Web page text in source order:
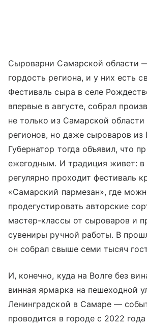
Сыроварни Самарской области
гордость региона, и у них есть
Фестиваль сыра в селе
впервые в августе, собрал
не только из Самарской
регионов, но даже сыроваров из
Губернатор тогда объявил, что
ежегодным. И традиция живет:
регулярно проходит фестиваль
«Самарский пармезан», где
продегустировать авторские
мастер-классы от сыроваров и
сувениры ручной работы. В
он собрал свыше семи тысяч
И, конечно, куда на Волге без
винная ярмарка на пешеходной
Ленинградской в Самаре —
проводится в городе с 2022